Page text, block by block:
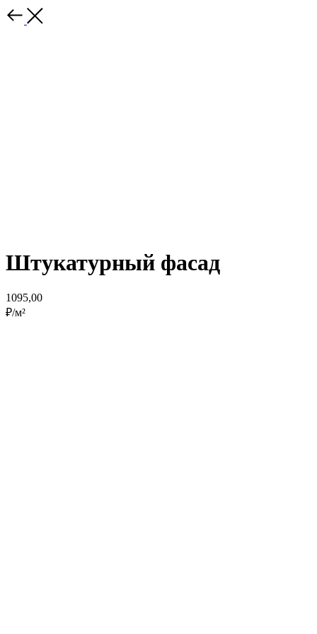
Штукатурный фасад
1095,00
₽/м²